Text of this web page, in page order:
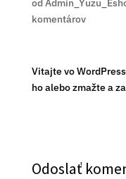
od
komentárov
Vitajte vo
ho alebo zmažte a
Odoslať